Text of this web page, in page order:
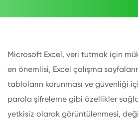
Microsoft Excel, veri tutmak için
en önemlisi, Excel çalışma
tabloların korunması ve güvenliği
parola şifreleme gibi özellikler
yetkisiz olarak görüntülenmesi,